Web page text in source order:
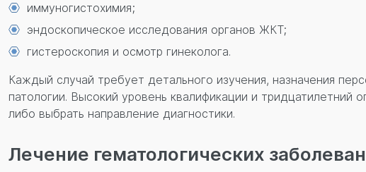
иммуногистохимия;
эндоскопическое исследования органов ЖКТ;
гистероскопия и осмотр гинеколога.
Каждый случай требует детального изучения, назначения
патологии. Высокий уровень квалификации и тридцатилетний
либо выбрать направление диагностики.
Лечение гематологических